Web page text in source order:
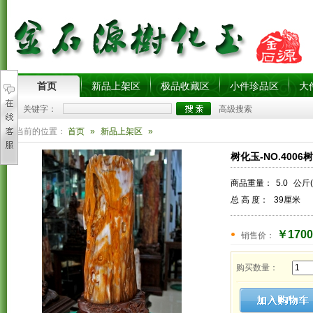
首页 新品上架区 极品收藏区 小件珍品区 大
关键字： 高级搜索
您当前的位置： 首页 » 新品上架区 »
树化玉-NO.4006
商品重量： 5.0 公斤
总 高 度：
39厘米
销售价： ￥1700
购买数量：